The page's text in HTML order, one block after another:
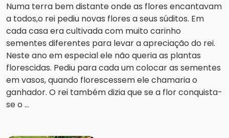
Numa terra bem distante onde as flores encantavam
a todos,o rei pediu novas flores a seus súditos. Em
cada casa era cultivada com muito carinho
sementes diferentes para levar a apreciação do rei.
Neste ano em especial ele não queria as plantas
florescidas. Pediu para cada um colocar as sementes
em vasos, quando florescessem ele chamaria o
ganhador. O rei também dizia que se a flor conquista-
se o ...